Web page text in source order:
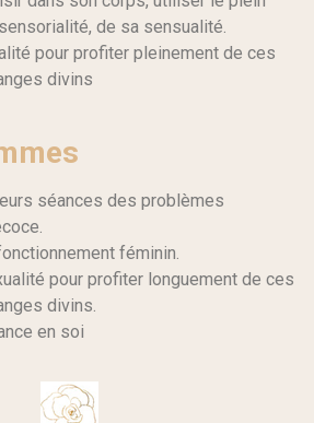
de sa sensualité.
pour profiter pleinement de ces
divins
séances des problèmes
féminin.
pour profiter longuement de ces
divins.
en soi